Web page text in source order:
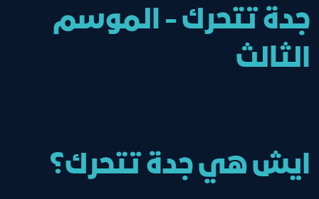
جدة تتحرك - الموسم
الثالث
ايش هي جدة تتحرك؟